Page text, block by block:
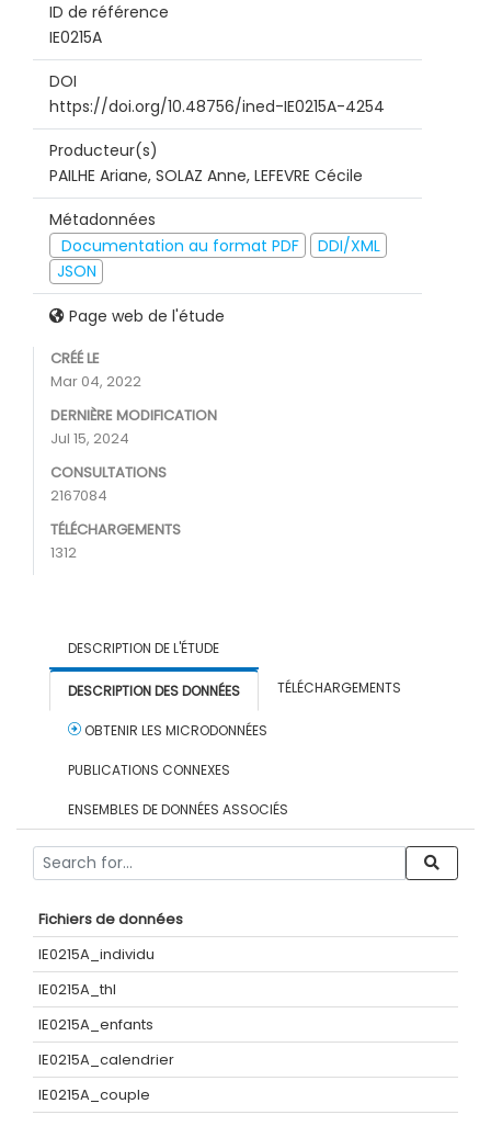
ID de référence
IE0215A
DOI
https://doi.org/10.48756/ined-IE0215A-4254
Producteur(s)
PAILHE Ariane, SOLAZ Anne, LEFEVRE Cécile
Métadonnées
Documentation au format PDF
DDI/XML
JSON
Page web de l'étude
CRÉÉ LE
Mar 04, 2022
DERNIÈRE MODIFICATION
Jul 15, 2024
CONSULTATIONS
2167084
TÉLÉCHARGEMENTS
1312
DESCRIPTION DE L'ÉTUDE
DESCRIPTION DES DONNÉES TÉLÉCHARGEMENTS
OBTENIR LES MICRODONNÉES
PUBLICATIONS CONNEXES
ENSEMBLES DE DONNÉES ASSOCIÉS
Fichiers de données
IE0215A_individu
IE0215A_thl
IE0215A_enfants
IE0215A_calendrier
IE0215A_couple